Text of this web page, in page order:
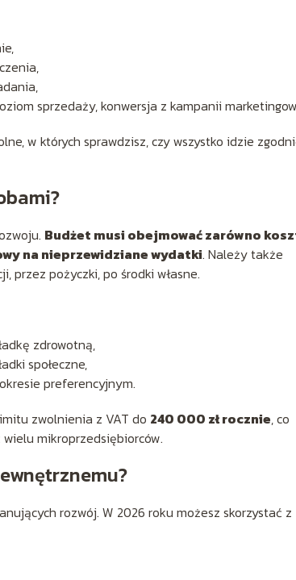
sprzedaży, konwersja z kampanii
w których sprawdzisz, czy wszystko idzie
Budżet musi obejmować zarówno
na nieprzewidziane wydatki. Należy także
przez pożyczki, po środki własne.
zdrowotną,
społeczne,
preferencyjnym.
zwolnienia z VAT do 240 000 zł rocznie, co
mikroprzedsiębiorców.
rozwój. W 2026 roku możesz skorzystać z